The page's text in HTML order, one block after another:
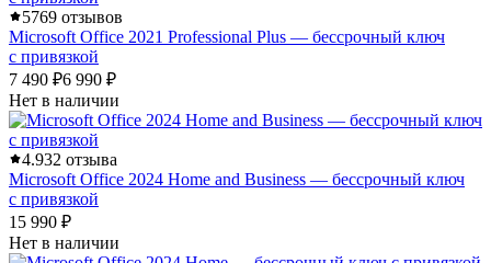
5769 отзывов
Microsoft Office 2021 Professional Plus — бессрочный ключ
с привязкой
7 490 ₽6 990 ₽
Нет в наличии
4.932 отзыва
Microsoft Office 2024 Home and Business — бессрочный ключ
с привязкой
15 990 ₽
Нет в наличии